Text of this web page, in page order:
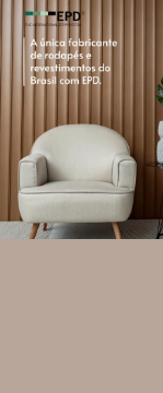
Você sabe o que é
A Declaração Ambiental
(Environmental Product
um documento
Jul 21
35 1